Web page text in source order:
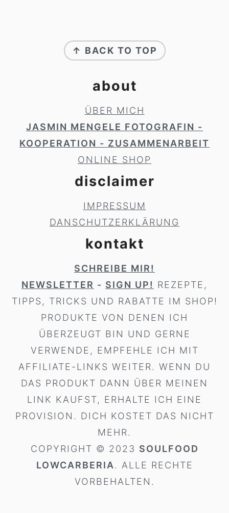
↑ BACK TO TOP
about
ÜBER MICH
JASMIN MENGELE FOTOGRAFIN -
KOOPERATION - ZUSAMMENARBEIT
ONLINE SHOP
disclaimer
IMPRESSUM
DANSCHUTZERKLÄRUNG
kontakt
SCHREIBE MIR!
NEWSLETTER - SIGN UP! REZEPTE,
TIPPS, TRICKS UND RABATTE IM SHOP!
PRODUKTE VON DENEN ICH
ÜBERZEUGT BIN UND GERNE
VERWENDE, EMPFEHLE ICH MIT
AFFILIATE-LINKS WEITER. WENN DU
DAS PRODUKT DANN ÜBER MEINEN
LINK KAUFST, ERHALTE ICH EINE
PROVISION. DICH KOSTET DAS NICHT
MEHR.
COPYRIGHT © 2023 SOULFOOD
LOWCARBERIA. ALLE RECHTE
VORBEHALTEN.